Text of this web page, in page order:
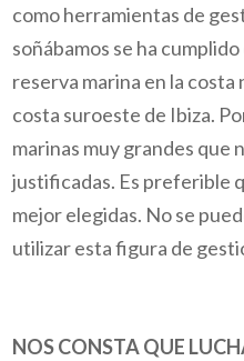
como herramientas de
soñábamos se ha
reserva marina en la
costa suroeste de Ibiza.
marinas muy grandes que
justificadas. Es preferible
mejor elegidas. No se
utilizar esta figura de
NOS CONSTA QUE